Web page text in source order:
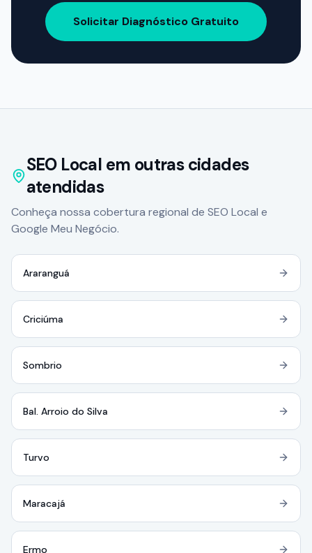
Solicitar Diagnóstico Gratuito
SEO Local em outras cidades
atendidas
Conheça nossa cobertura regional de SEO Local e
Google Meu Negócio.
Araranguá
Criciúma
Sombrio
Bal. Arroio do Silva
Turvo
Maracajá
Ermo